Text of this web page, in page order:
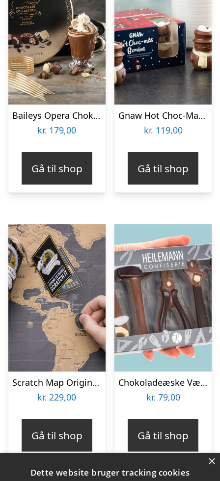
Baileys Opera Chokoladeæske
kr. 179,00
Gå til shop
Gnaw Hot Choc-Mas chokoladebomber til varm chokolade
kr. 119,00
Gå til shop
Scratch Map Original Deluxe
kr. 229,00
Gå til shop
Chokoladeæske Værktøj
kr. 79,00
Gå til shop
×
Dette website bruger tracking cookies